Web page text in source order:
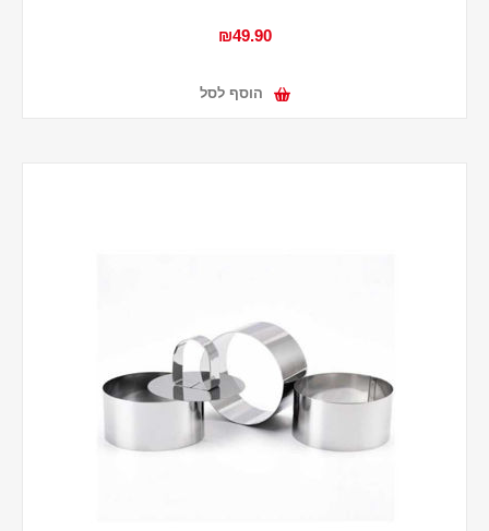
₪49.90
הוסף לסל